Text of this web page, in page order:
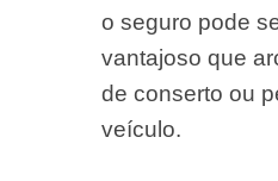
o seguro pode
vantajoso que
de conserto ou
veículo.